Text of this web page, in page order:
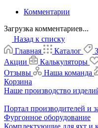
Комментарии
Загрузка комментариев...
Назад к списку
Главная
Каталог
Акции
Калькуляторы
Отзывы
Наша команда
Корзина
Наше производство
Портал производителей и
Фургонное оборудование
Комплектующие для яхт и